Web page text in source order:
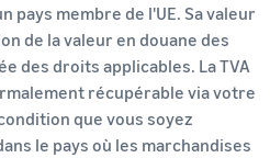
pays membre de l'UE. Sa valeur
de la valeur en douane des
des droits applicables. La TVA
récupérable via votre
que vous soyez
le pays où les marchandises